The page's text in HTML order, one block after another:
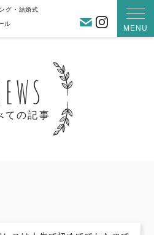
グ・結婚式
ル
MENU
お問い合わ
ての記事